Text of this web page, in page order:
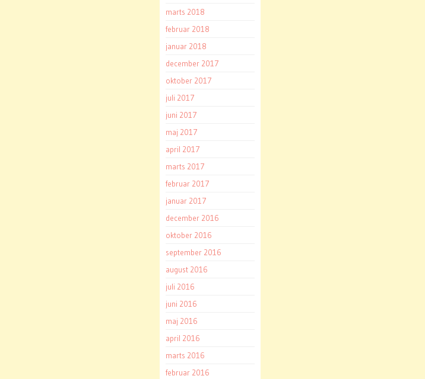
marts 2018
februar 2018
januar 2018
december 2017
oktober 2017
juli 2017
juni 2017
maj 2017
april 2017
marts 2017
februar 2017
januar 2017
december 2016
oktober 2016
september 2016
august 2016
juli 2016
juni 2016
maj 2016
april 2016
marts 2016
februar 2016